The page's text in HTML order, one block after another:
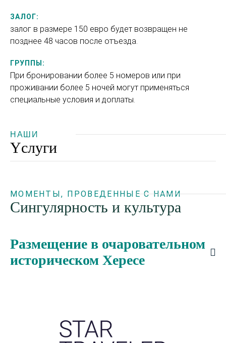
ЗАЛОГ:
залог в размере 150 евро будет возвращен не
позднее 48 часов после отъезда.
ГРУППЫ:
При бронировании более 5 номеров или при
проживании более 5 ночей могут применяться
специальные условия и доплаты.
НАШИ
Yслуги
МОМЕНТЫ, ПРОВЕДЕННЫЕ С НАМИ
Сингулярность и культура
Размещение в очаровательном
историческом Хересе